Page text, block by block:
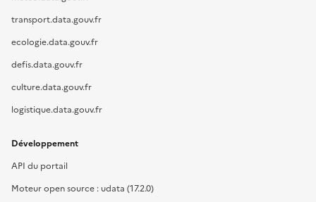
transport.data.gouv.fr
ecologie.data.gouv.fr
defis.data.gouv.fr
culture.data.gouv.fr
logistique.data.gouv.fr
Développement
API du portail
Moteur open source : udata (17.2.0)